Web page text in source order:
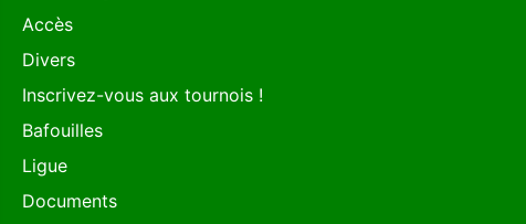
Accès
Divers
Inscrivez-vous aux tournois !
Bafouilles
Ligue
Documents